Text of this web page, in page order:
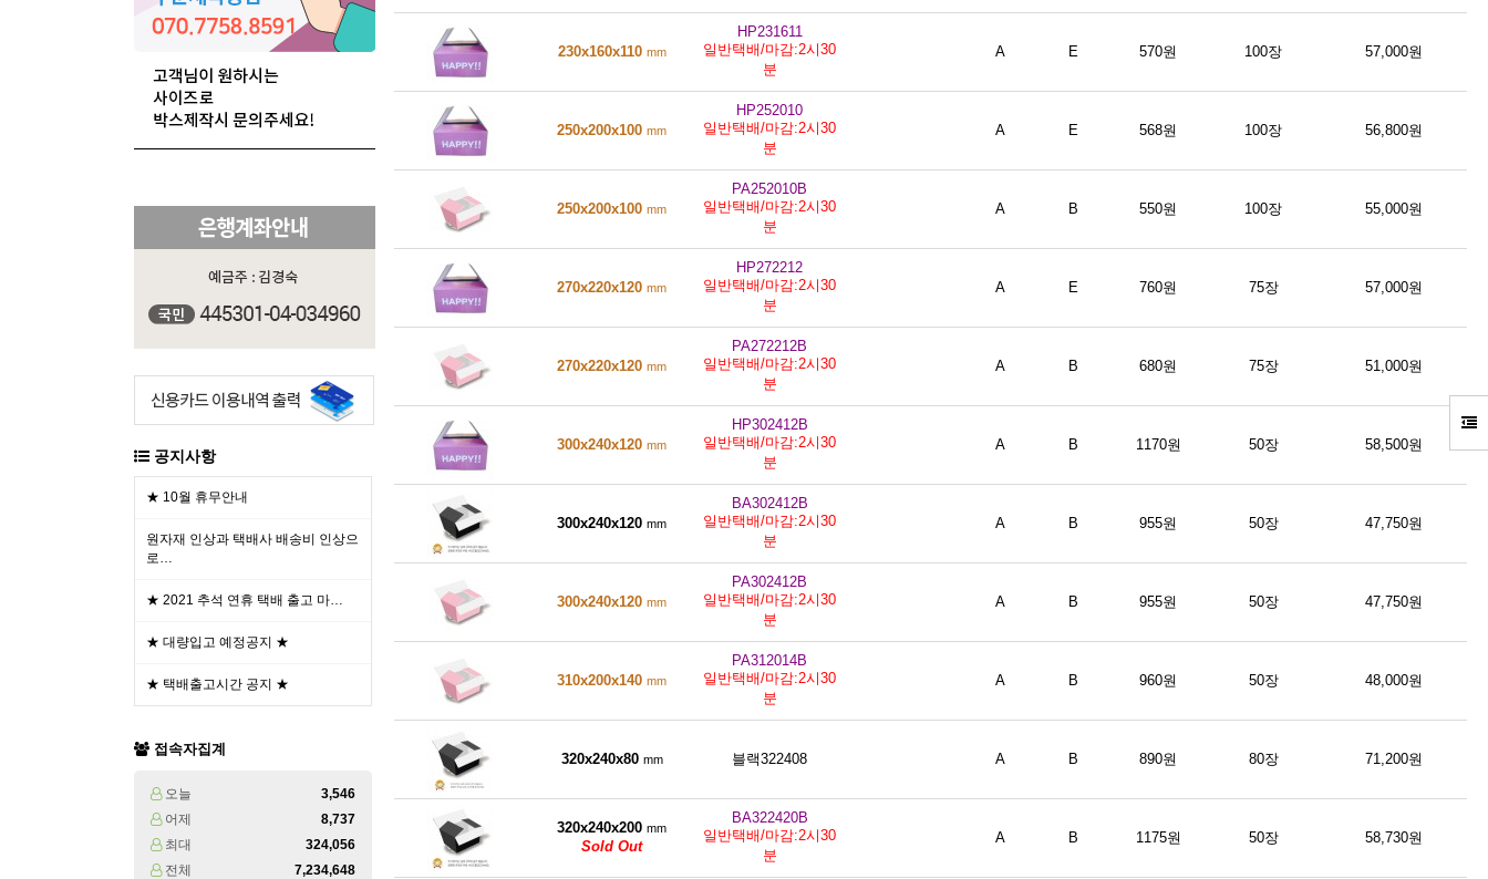
공지사항
★ 10월 휴무안내
원자재 인상과 택배사 배송비 인상으
로…
★ 2021 추석 연휴 택배 출고 마…
★ 대량입고 예정공지 ★
★ 택배출고시간 공지 ★
접속자집계
오늘
3,546
어제
8,737
최대
324,056
전체
7,234,648
230x160x110 mm
HP231611
일반택배/마감:2시30
분
A E 570원 100장 57,000원
250x200x100 mm
HP252010
일반택배/마감:2시30
분
A E 568원 100장 56,800원
250x200x100 mm
PA252010B
일반택배/마감:2시30
분
A B 550원 100장 55,000원
270x220x120 mm
HP272212
일반택배/마감:2시30
분
A E 760원 75장 57,000원
270x220x120 mm
PA272212B
일반택배/마감:2시30
분
A B 680원 75장 51,000원
300x240x120 mm
HP302412B
일반택배/마감:2시30
분
A B 1170원 50장 58,500원
300x240x120 mm
BA302412B
일반택배/마감:2시30
분
A B 955원 50장 47,750원
300x240x120 mm
PA302412B
일반택배/마감:2시30
분
A B 955원 50장 47,750원
310x200x140 mm
PA312014B
일반택배/마감:2시30
분
A B 960원 50장 48,000원
320x240x80 mm 블랙322408 A B 890원 80장 71,200원
320x240x200 mm
Sold Out
BA322420B
일반택배/마감:2시30
분
A B 1175원 50장 58,730원